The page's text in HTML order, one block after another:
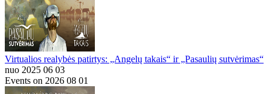
Virtualios realybės patirtys: „Angelų takais“ ir „Pasaulių sutvėrimas“
nuo 2025 06 03
Events on 2026 08 01